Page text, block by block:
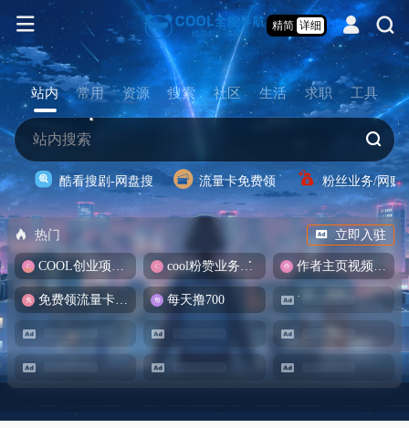
精简 详细
站内 常用 资源 搜索 社区 生活 求职 工具
酷看搜剧-网盘搜 流量卡免费领 粉丝业务/网赚/
热门 立即入驻
COOL创业项目商城 cool粉赞业务商城【爆粉引流】 作者主页视频批量提取
免费领流量卡-包邮 每天撸700